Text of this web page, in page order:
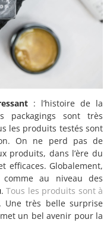
: l’histoire de la
packagings sont très
les produits testés sont
On ne perd pas de
produits, dans l’ère du
efficaces. Globalement,
au niveau des
. Tous les produits sont à
Une très belle surprise
un bel avenir pour la